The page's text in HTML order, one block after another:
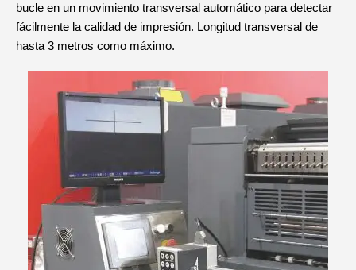
bucle en un movimiento transversal automático para detectar
fácilmente la calidad de impresión. Longitud transversal de
hasta 3 metros como máximo.